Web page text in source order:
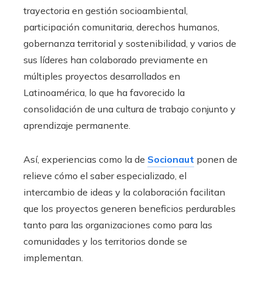
trayectoria en gestión socioambiental,
participación comunitaria, derechos humanos,
gobernanza territorial y sostenibilidad, y varios de
sus líderes han colaborado previamente en
múltiples proyectos desarrollados en
Latinoamérica, lo que ha favorecido la
consolidación de una cultura de trabajo conjunto y
aprendizaje permanente.
Así, experiencias como la de Socionaut ponen de
relieve cómo el saber especializado, el
intercambio de ideas y la colaboración facilitan
que los proyectos generen beneficios perdurables
tanto para las organizaciones como para las
comunidades y los territorios donde se
implementan.